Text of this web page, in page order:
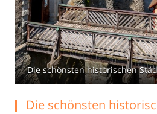
Die schönsten historischen
Die schönsten